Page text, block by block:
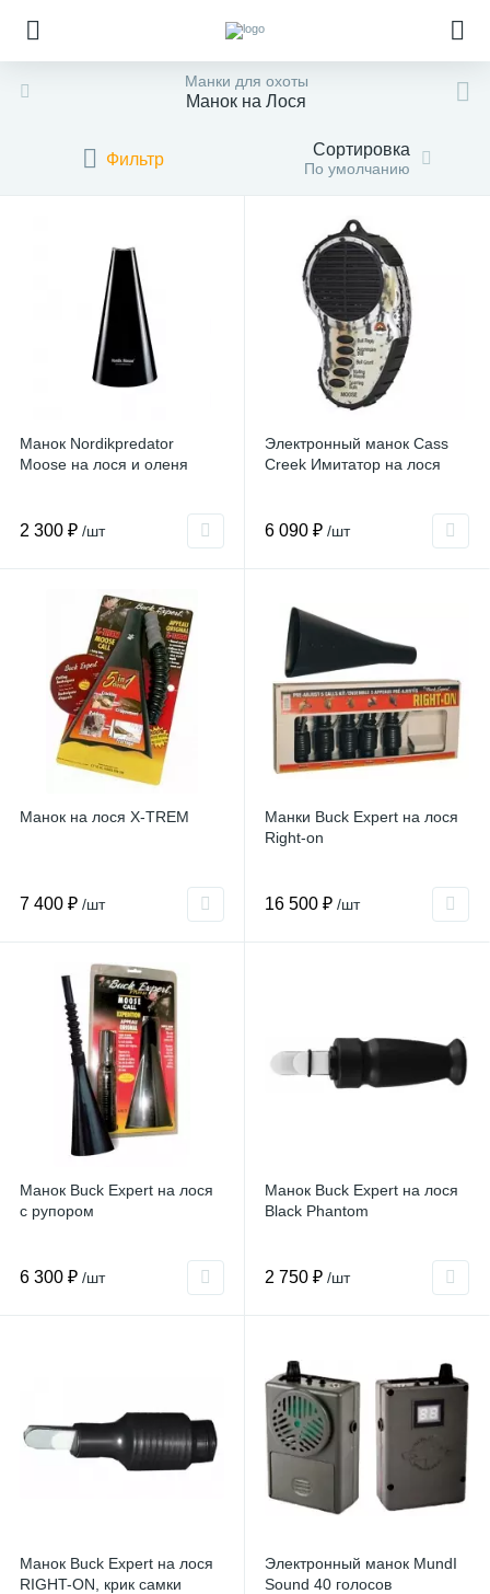
Манки для охоты
Манок на Лося
Фильтр Сортировка
По умолчанию
Манок Nordikpredator
Moose на лося и оленя
2 300 ₽ /шт
Электронный манок Cass
Creek Имитатор на лося
6 090 ₽ /шт
Манок на лося X-TREM
7 400 ₽ /шт
Манки Buck Expert на лося
Right-on
16 500 ₽ /шт
Манок Buck Expert на лося
с рупором
6 300 ₽ /шт
Манок Buck Expert на лося
Black Phantom
2 750 ₽ /шт
Манок Buck Expert на лося
RIGHT-ON, крик самки
Электронный манок MundI
Sound 40 голосов